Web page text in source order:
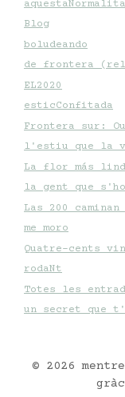
Blog
boludeando
de frontera
EL2020
esticConfitada
Frontera sur:
l'estiu que la
La flor más
la gent que
Las 200
me moro
Quatre-cents
rodaNt
Totes les
un secret que
© 2026